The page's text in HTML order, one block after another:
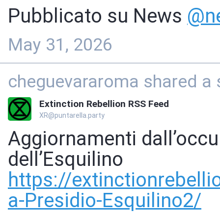
Pubblicato su News @
May 31, 2026
cheguevararoma shared a
Extinction Rebellion RSS Feed
XR@puntarella.party
Aggiornamenti
dell’Esquilino
https://
a-Presidio-Esquilino2/